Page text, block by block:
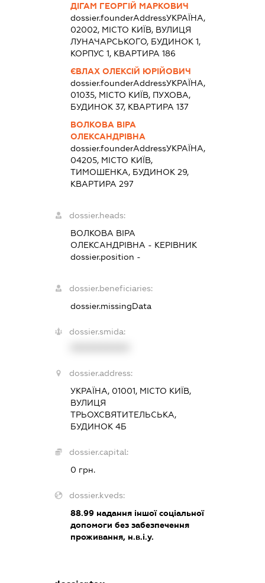
ДІГАМ ГЕОРГІЙ МАРКОВИЧ
dossier.founderAddressУКРАЇНА,
02002, МІСТО КИЇВ, ВУЛИЦЯ
ЛУНАЧАРСЬКОГО, БУДИНОК 1,
КОРПУС 1, КВАРТИРА 186
ЄВЛАХ ОЛЕКСІЙ ЮРІЙОВИЧ
dossier.founderAddressУКРАЇНА,
01035, МІСТО КИЇВ, ПУХОВА,
БУДИНОК 37, КВАРТИРА 137
ВОЛКОВА ВІРА
ОЛЕКСАНДРІВНА
dossier.founderAddressУКРАЇНА,
04205, МІСТО КИЇВ,
ТИМОШЕНКА, БУДИНОК 29,
КВАРТИРА 297
dossier.heads:
ВОЛКОВА ВІРА
ОЛЕКСАНДРІВНА - КЕРІВНИК
dossier.position -
dossier.beneficiaries:
dossier.missingData
dossier.smida:
dossier.address:
УКРАЇНА, 01001, МІСТО КИЇВ,
ВУЛИЦЯ
ТРЬОХСВЯТИТЕЛЬСЬКА,
БУДИНОК 4Б
dossier.capital:
0 грн.
dossier.kveds:
88.99 надання іншої соціальної
допомоги без забезпечення
проживання, н.в.і.у.